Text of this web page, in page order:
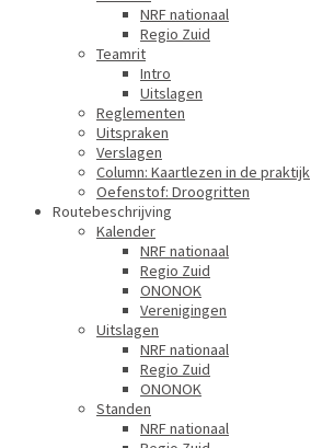
NRF nationaal
Regio Zuid
Teamrit
Intro
Uitslagen
Reglementen
Uitspraken
Verslagen
Column: Kaartlezen in de praktijk
Oefenstof: Droogritten
Routebeschrijving
Kalender
NRF nationaal
Regio Zuid
ONONOK
Verenigingen
Uitslagen
NRF nationaal
Regio Zuid
ONONOK
Standen
NRF nationaal